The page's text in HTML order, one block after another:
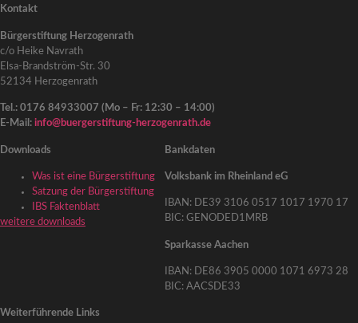
Kontakt
Bürgerstiftung Herzogenrath
c/o Heike Navrath
Elsa-Brandström-Str. 30
52134 Herzogenrath
Tel.: 0176 84933007 (Mo – Fr: 12:30 – 14:00)
E-Mail: info@buergerstiftung-herzogenrath.de
Downloads
Was ist eine Bürgerstiftung
Satzung der Bürgerstiftung
IBS Faktenblatt
weitere downloads
Bankdaten
Volksbank im Rheinland eG
IBAN: DE39 3106 0517 1017 1970 17
BIC: GENODED1MRB
Sparkasse Aachen
IBAN: DE86 3905 0000 1071 6973 28
BIC: AACSDE33
Weiterführende Links